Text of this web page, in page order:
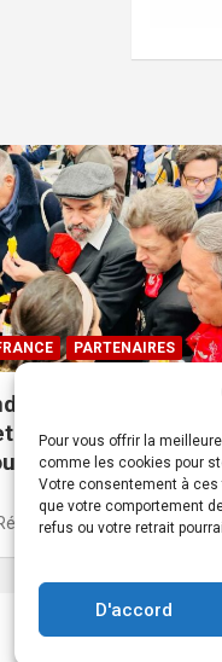
Pour vous offrir la
comme les cookies pour
Votre consentement à
que votre comportement
refus ou votre retrait
D'accord
PARTENAIRES
magasin
produits
ses portes à